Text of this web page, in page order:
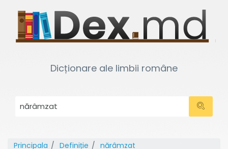
Dicționare ale limbii române
Principala Definiție nărâmzat